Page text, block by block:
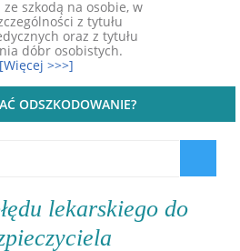
szkodą na osobie, w
z tytułu
oraz z tytułu
dóbr osobistych.
[Więcej >>>]
ODSZKODOWANIE?
lekarskiego do